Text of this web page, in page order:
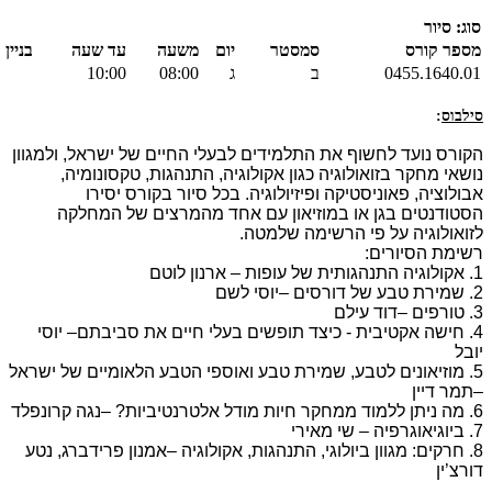
סוג: סיור
מספר קורס
סמסטר יום משעה עד שעה
בניין
0455.1640.01
ב ג 08:00
10:00
סילבוס:
הקורס נועד לחשוף את התלמידים לבעלי החיים של ישראל, ולמגוון
נושאי מחקר בזואולוגיה כגון אקולוגיה, התנהגות, טקסונומיה,
אבולוציה, פאוניסטיקה ופיזיולוגיה. בכל סיור בקורס יסירו
הסטודנטים בגן או במוזיאון עם אחד מהמרצים של המחלקה
לזואולוגיה על פי הרשימה שלמטה.
רשימת הסיורים:
1. אקולוגיה התנהגותית של עופות – ארנון לוטם
2. שמירת טבע של דורסים –יוסי לשם
3. טורפים –דוד עילם
4. חישה אקטיבית - כיצד תופשים בעלי חיים את סביבתם– יוסי
יובל
5. מוזיאונים לטבע, שמירת טבע ואוספי הטבע הלאומיים של ישראל
–תמר דיין
6. מה ניתן ללמוד ממחקר חיות מודל אלטרנטיביות? –נגה קרונפלד
7. ביוגיאוגרפיה – שי מאירי
8. חרקים: מגוון ביולוגי, התנהגות, אקולוגיה –אמנון פרידברג, נטע
דורצ’ין